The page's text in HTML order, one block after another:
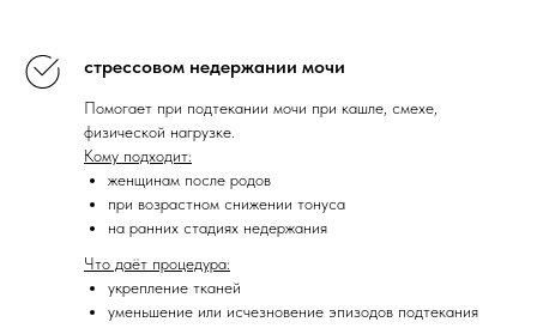
стрессовом недержании мочи
Помогает при подтекании мочи при кашле, смехе,
физической нагрузке.
Кому подходит:
женщинам после родов
при возрастном снижении тонуса
на ранних стадиях недержания
Что даёт процедура:
укрепление тканей
уменьшение или исчезновение эпизодов подтекания